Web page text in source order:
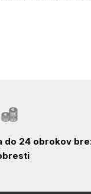
do 24 obrokov